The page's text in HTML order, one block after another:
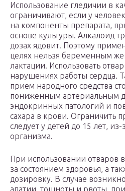
Использование гледичии в
ограничивают, если у
на компоненты препарата,
основе культуры. Алкалоид
дозах ядовит. Поэтому
целях нельзя беременным
лактации. Использовать
нарушениях работы сердца.
прием народного средства
пониженным артериальным
эндокринных патологий и
сахара в крови. Ограничить
следует у детей до 15 лет,
организма.
При использовании отваров
за состоянием здоровья, а
дозировку. В случае
апатии, тошноты и рвоты,